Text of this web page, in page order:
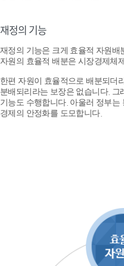
재정의 기능
재정의 기능은 크게 효율적 자원배
자원의 효율적 배분은 시장경제체
한편 자원이 효율적으로 배분되더
분배되리라는 보장은 없습니다.
기능도 수행합니다. 아울러 정부
경제의 안정화를 도모합니다.